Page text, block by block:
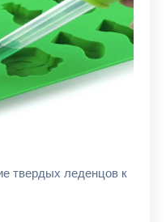
твердых леденцов к